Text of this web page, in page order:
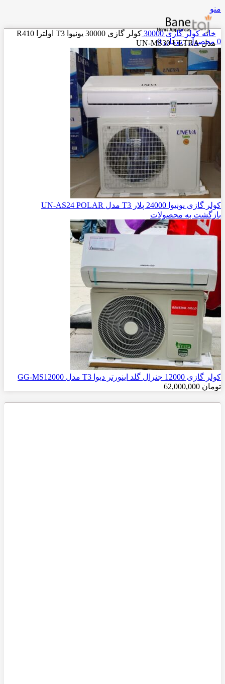
منو
0 محصول / تومان0
خانهکولر گازی30000
کولر گازی 30000 یونیوا T3 اولترا R410
مدل UN-MS30 ULTRA
کولر گازی یونیوا 24000 پلار T3 مدل UN-AS24 POLAR
بازگشت به محصولات
کولر گازی 12000 جنرال گلد اینورتر دیوا T3 مدل GG-MS12000
تومان